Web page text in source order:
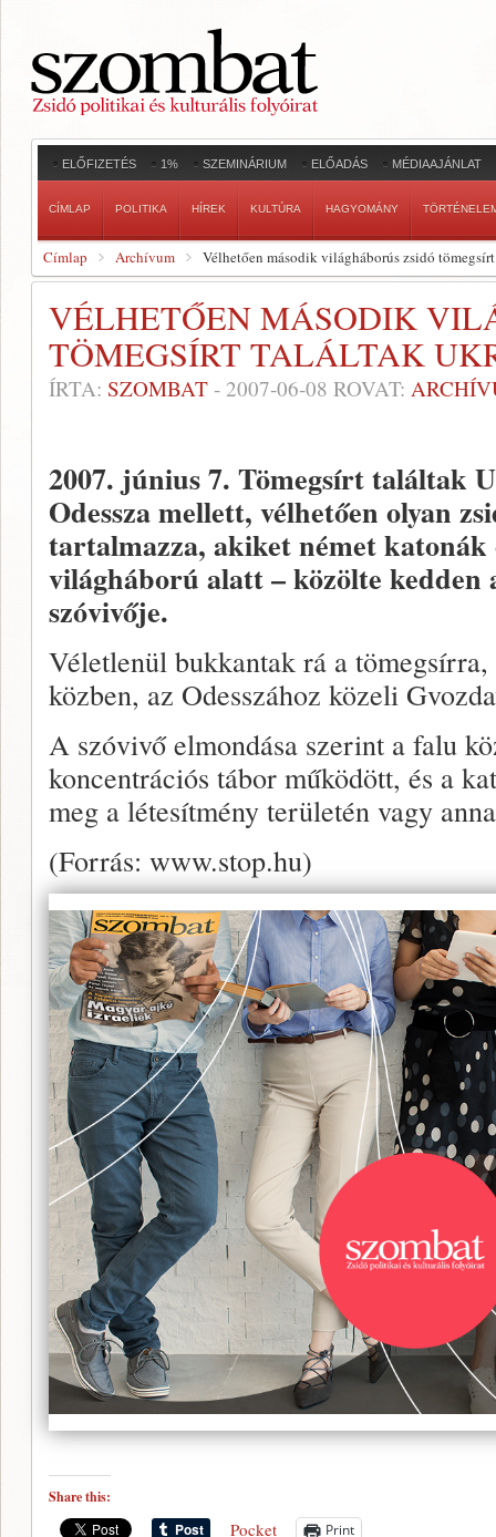
ELŐFIZETÉS 1% SZEMINÁRIUM ELŐADÁS MÉDIAAJÁNLAT
CÍMLAP POLITIKA HÍREK KULTÚRA HAGYOMÁNY
Címlap Archívum Vélhetően második világháborús zsidó
VÉLHETŐEN MÁSODIK
TÖMEGSÍRT TALÁLTAK
ÍRTA: SZOMBAT - 2007-06-08 ROVAT:
2007. június 7. Tömegsírt találtak
Odessza mellett, vélhetően olyan
tartalmazza, akiket német
világháború alatt – közölte kedden
szóvivője.
Véletlenül bukkantak rá a tömegsírra,
közben, az Odesszához közeli
A szóvivő elmondása szerint a falu
koncentrációs tábor működött, és a
meg a létesítmény területén vagy
(Forrás: www.stop.hu)
Share this:
Pocket Print